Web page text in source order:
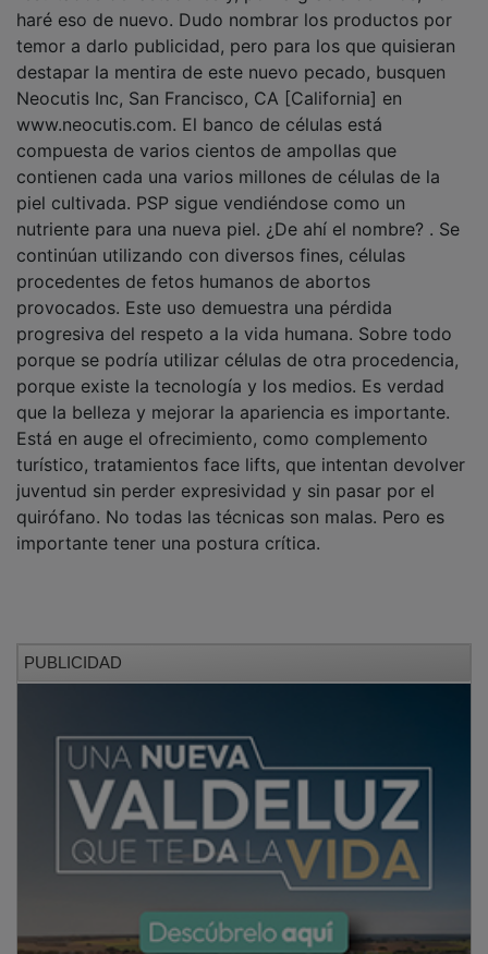
temor a darlo publicidad, pero para los que quisieran
destapar la mentira de este nuevo pecado, busquen
Neocutis Inc, San Francisco, CA [California] en
www.neocutis.com. El banco de células está
compuesta de varios cientos de ampollas que
contienen cada una varios millones de células de la
piel cultivada. PSP sigue vendiéndose como un
nutriente para una nueva piel. ¿De ahí el nombre? . Se
continúan utilizando con diversos fines, células
procedentes de fetos humanos de abortos
provocados. Este uso demuestra una pérdida
progresiva del respeto a la vida humana. Sobre todo
porque se podría utilizar células de otra procedencia,
porque existe la tecnología y los medios. Es verdad
que la belleza y mejorar la apariencia es importante.
Está en auge el ofrecimiento, como complemento
turístico, tratamientos face lifts, que intentan devolver
juventud sin perder expresividad y sin pasar por el
quirófano. No todas las técnicas son malas. Pero es
importante tener una postura crítica.